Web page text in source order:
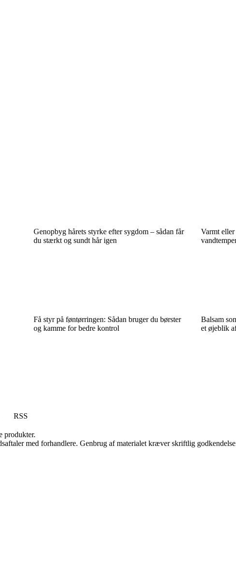
Genopbyg hårets styrke efter sygdom – sådan får
du stærkt og sundt hår igen
Varmt
Få styr på føntørringen: Sådan bruger du børster
og kamme for bedre kontrol
Balsam
et øjeblik
RSS
produkter.
med forhandlere. Genbrug af materialet kræver skriftlig